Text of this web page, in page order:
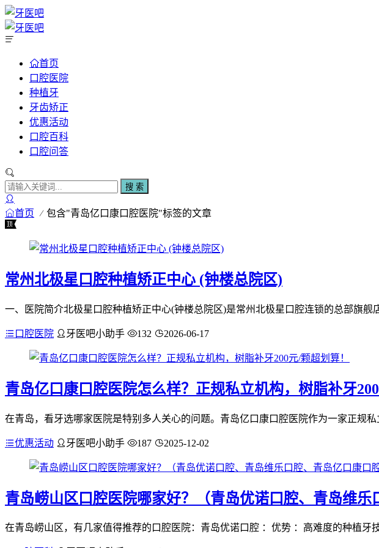
首页
口腔医院
种植牙
牙齿矫正
优惠活动
口腔百科
口腔问答
搜 索
首页 包含"青岛亿口康口腔医院"标签的文章
常州北极星口腔种植矫正中心 (钟楼总院区)
一、医院简介北极星口腔种植矫正中心(钟楼总院区)是常州北极星口腔连锁的总部旗
口腔医院 牙医吧小助手 132 2026-06-17
青岛亿口康口腔医院怎么样？正规私立机构，树脂补牙200
在青岛，看牙选哪家医院是特别多人关心的问题。青岛亿口康口腔医院作为一家正规
优惠活动 牙医吧小助手 187 2025-12-02
青岛崂山区口腔医院哪家好？（青岛优诺口腔、青岛维乐
在青岛崂山区，有几家值得推荐的口腔医院：青岛优诺口腔 ：优势 ：高难度的种植